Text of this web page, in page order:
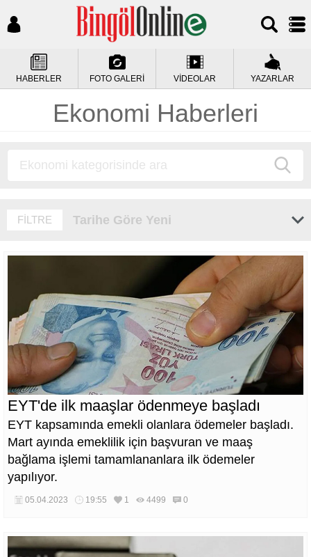
HABERLER FOTO GALERİ VİDEOLAR YAZARLAR
Ekonomi Haberleri
FİLTRE Tarihe Göre Yeni
EYT'de ilk maaşlar ödenmeye başladı
EYT kapsamında emekli olanlara ödemeler başladı.
Mart ayında emeklilik için başvuran ve maaş
bağlama işlemi tamamlananlara ilk ödemeler
yapılıyor.
05.04.2023 19:55 1 4499 0